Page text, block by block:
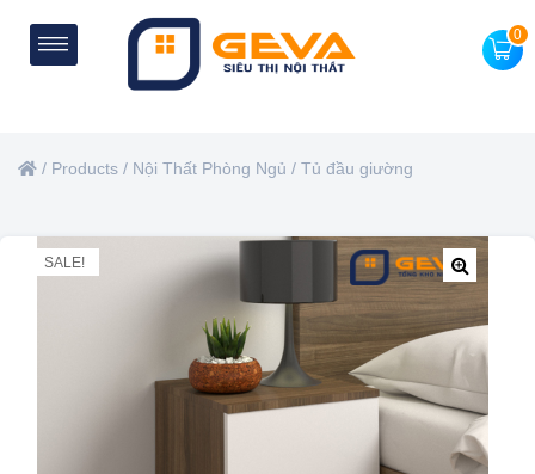
0
/ Products / Nội Thất Phòng Ngủ / Tủ đầu giường
🔍
SALE!